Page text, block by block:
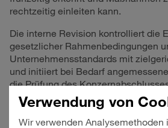
rechtzeitig einleiten kann.
Die interne Revision kontrolliert die
gesetzlicher Rahmenbedingungen
Unternehmensstandards mit
und initiiert bei Bedarf
die Prüfung des
IKS werden zudem im Rahmen der
vom externen Wirtschaftsprüfer
erfolgt im Rahmen der
Verwendung von
Wir verwenden Analysemethoden